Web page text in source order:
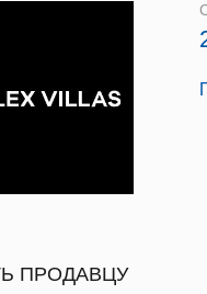
ПРОДАВЦУ